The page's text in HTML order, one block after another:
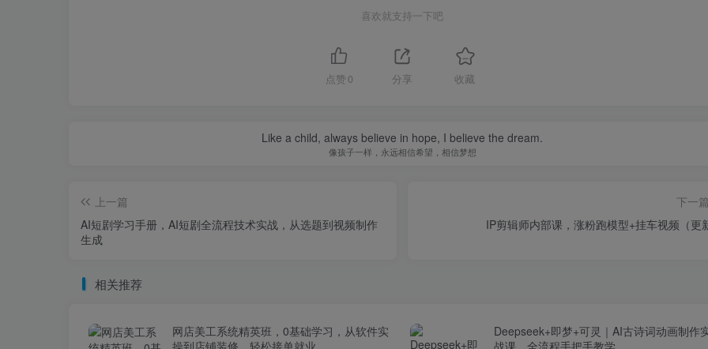
喜欢就支持一下吧
点赞 0 分享 收藏
Like a child, always believe in hope, I believe the dream.
像孩子一样，永远相信希望，相信梦想
上一篇
AI短剧学习手册，AI短剧全流程技术实战，从选题到视频制作
生成
下一
IP剪辑师内部课，涨粉跑模型+挂车视频（更
相关推荐
网店美工系统精英班，0基础学习，从软件实
操到店铺装修，轻松接单就业
Deepseek+即梦+可灵｜AI古诗词动画制作
战课，全流程手把手教学